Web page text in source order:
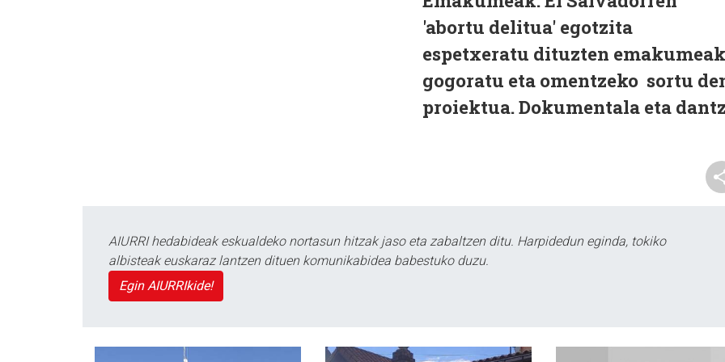
'abortu delitua' egotzita
espetxeratu dituzten emakumeak
gogoratu eta omentzeko sortu
proiektua. Dokumentala eta
AIURRI hedabideak eskualdeko nortasun hitzak jaso eta zabaltzen ditu. Harpidedun eginda, tokiko
albisteak euskaraz lantzen dituen komunikabidea babestuko duzu.
Egin AIURRIkide!